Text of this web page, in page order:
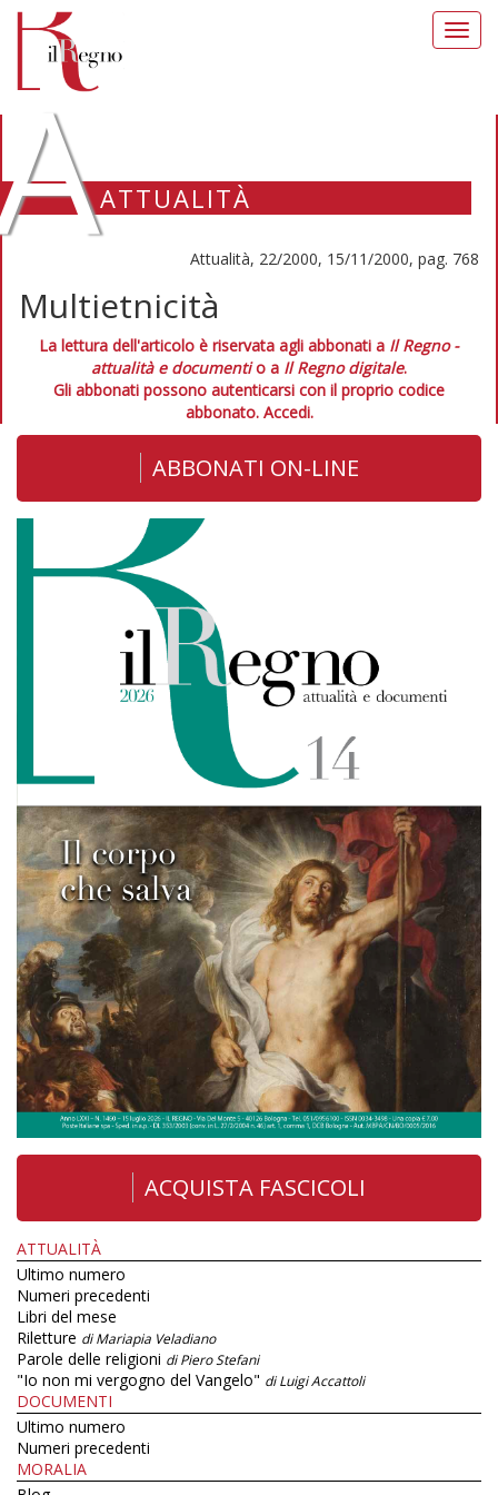
ATTUALITÀ
Attualità, 22/2000, 15/11/2000, pag. 768
Multietnicità
La lettura dell'articolo è riservata agli abbonati a Il Regno -
attualità e documentio a Il Regno digitale.
Gli abbonati possono autenticarsi con il proprio codice
abbonato. Accedi.
ABBONATI ON-LINE
ACQUISTA FASCICOLI
ATTUALITÀ
Ultimo numero
Numeri precedenti
Libri del mese
Riletture di Mariapia Veladiano
Parole delle religioni di Piero Stefani
"Io non mi vergogno del Vangelo" di Luigi Accattoli
DOCUMENTI
Ultimo numero
Numeri precedenti
MORALIA